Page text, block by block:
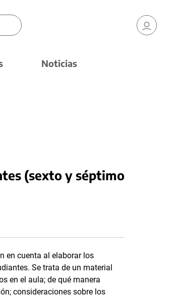
Noticias
(sexto y séptimo
en cuenta al elaborar los
Se trata de un material
en el aula; de qué manera
consideraciones sobre los